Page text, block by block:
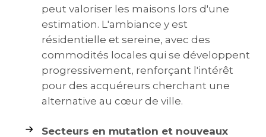
peut valoriser les maisons lors d'une
estimation. L'ambiance y est
résidentielle et sereine, avec des
commodités locales qui se développent
progressivement, renforçant l'intérêt
pour des acquéreurs cherchant une
alternative au cœur de ville.
Secteurs en mutation et nouveaux